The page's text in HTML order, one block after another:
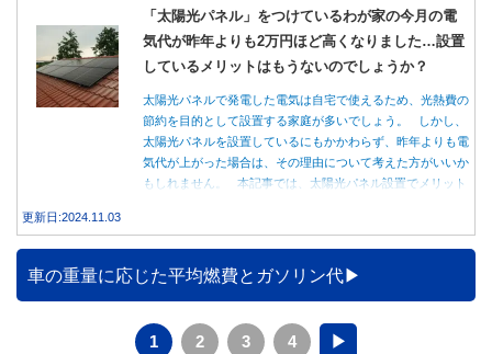
「太陽光パネル」をつけているわが家の今月の電
気代が昨年よりも2万円ほど高くなりました…設置
しているメリットはもうないのでしょうか？
太陽光パネルで発電した電気は自宅で使えるため、光熱費の
節約を目的として設置する家庭が多いでしょう。 しかし、
太陽光パネルを設置しているにもかかわらず、昨年よりも電
気代が上がった場合は、その理由について考えた方がいいか
もしれません。 本記事では、太陽光パネル設置でメリット
更新日:2024.11.03
車の重量に応じた平均燃費とガソリン代
1 2 3 4 ▶